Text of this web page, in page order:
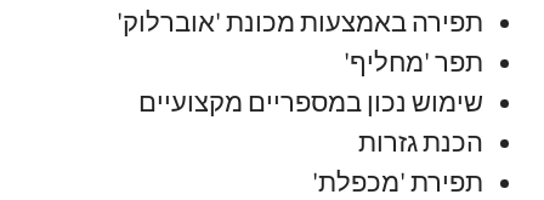
תפירה באמצעות מכונת 'אוברלוק'
תפר 'מחליף'
שימוש נכון במספריים מקצועיים
הכנת גזרות
תפירת 'מכפלת'